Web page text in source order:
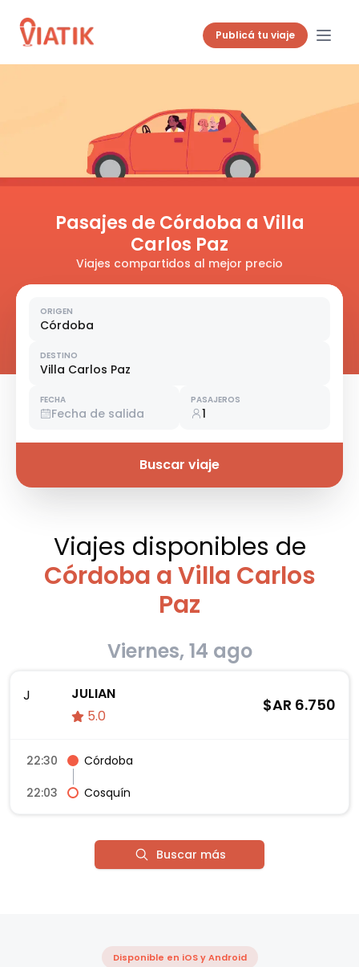
Publicá tu viaje
Pasajes de Córdoba a Villa
Carlos Paz
Viajes compartidos al mejor precio
ORIGEN
Córdoba
DESTINO
Villa Carlos Paz
FECHA
Fecha de salida
PASAJEROS
1
Buscar viaje
Viajes disponibles de
Córdoba a Villa Carlos
Paz
Viernes, 14 ago
J
JULIAN
5.0
$AR 6.750
22:30
Córdoba
22:03
Cosquín
Buscar más
Disponible en iOS y Android